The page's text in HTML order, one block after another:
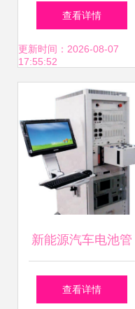
实烘干机,枳实烘干
机价格厂家价格 枳
实烘干机,小型枳实
烘干机,枳实烘干机
价格图片 枳实烘干
机,小型枳实烘干
机,枳实烘干机价格
批发 百卓采购网
查看详情
更新时间：2026-08-07
17:55:52
新能源汽车电池管
理系统（BMS）中
查看详情